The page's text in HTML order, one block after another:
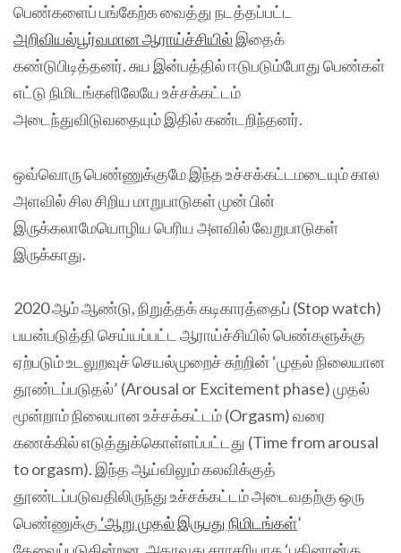
பெண்களைப் பங்கேற்க வைத்து நடத்தப்பட்ட
அறிவியல்பூர்வமான ஆராய்ச்சியில் இதைக்
கண்டுபிடித்தனர். சுய இன்பத்தில் ஈடுபடும்போது பெண்கள்
எட்டு நிமிடங்களிலேயே உச்சக்கட்டம்
அடைந்துவிடுவதையும் இதில் கண்டறிந்தனர்.
ஒவ்வொரு பெண்ணுக்குமே இந்த உச்சக்கட்டமடையும் கால
அளவில் சில சிறிய மாறுபாடுகள் முன் பின்
இருக்கலாமேயொழிய பெரிய அளவில் வேறுபாடுகள்
இருக்காது.
2020 ஆம் ஆண்டு, நிறுத்தக் கடிகாரத்தைப் (Stop watch)
பயன்படுத்தி செய்யப்பட்ட ஆராய்ச்சியில் பெண்களுக்கு
ஏற்படும் உடலுறவுச் செயல்முறைச் சுற்றின் ‘முதல் நிலையான
தூண்டப்படுதல்’ (Arousal or Excitement phase) முதல்
மூன்றாம் நிலையான உச்சக்கட்டம் (Orgasm) வரை
கணக்கில் எடுத்துக்கொள்ளப்பட்டது (Time from arousal
to orgasm). இந்த ஆய்விலும் கலவிக்குத்
தூண்டப்படுவதிலிருந்து உச்சக்கட்டம் அடைவதற்கு ஒரு
பெண்ணுக்கு ‘ஆறு முதல் இருபது நிமிடங்கள்’